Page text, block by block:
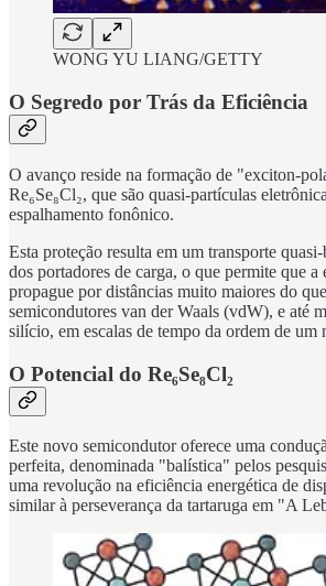
WONG YU LIANG/GETTY
O Segredo por Trás da Eficiência
O avanço reside na formação de "exciton-
Re₆Se₈Cl₂, que são quasi-partículas
espalhamento fonônico.
Esta proteção resulta em um transporte
dos portadores de carga, o que permite que a
propague por distâncias muito maiores do
semicondutores van der Waals (vdW), e até
silício, em escalas de tempo da ordem de um
O Potencial do Re₆Se₈Cl₂
Este novo semicondutor oferece uma
perfeita, denominada "balística" pelos
uma revolução na eficiência energética de
similar à perseverança da tartaruga em "A